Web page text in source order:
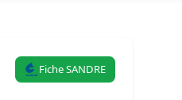
Fiche SANDRE